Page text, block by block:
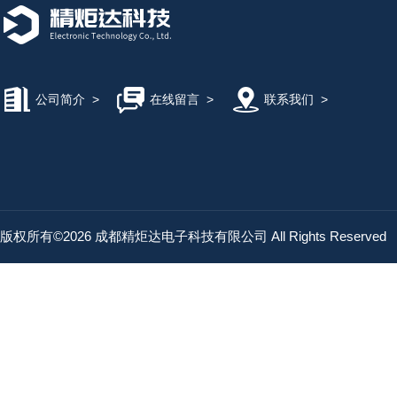
公司简介 > 在线留言> 联系我们 >
版权所有©2026 成都精炬达电子科技有限公司 All Rights Reserved